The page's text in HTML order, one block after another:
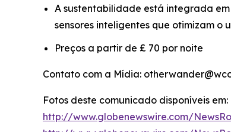
A sustentabilidade está integrada
sensores inteligentes que otimizam o
Preços a partir de £ 70 por noite
Contato com a Mídia:
Fotos deste comunicado disponíveis em:
http://www.globenewswire.com/